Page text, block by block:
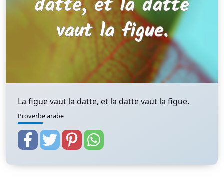
La figue vaut la datte, et la datte vaut la figue.
Proverbe arabe